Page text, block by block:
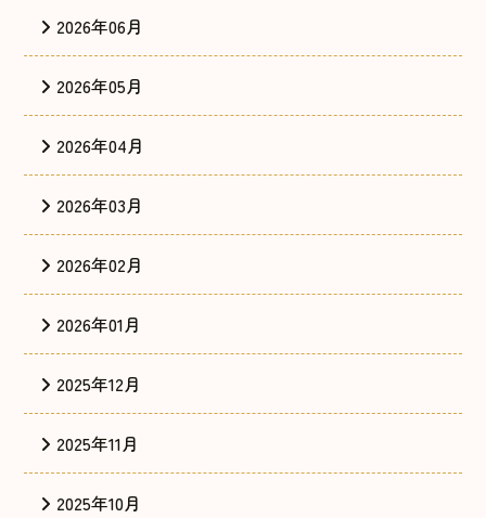
2026年06月
2026年05月
2026年04月
2026年03月
2026年02月
2026年01月
2025年12月
2025年11月
2025年10月